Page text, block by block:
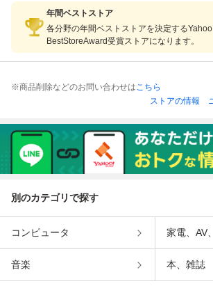
年間ベストストア
各分野の年間ベストストアを決定する
BestStoreAward受賞ストアになります。
※商品削除などのお問い合わせはこちら
ストアの情報
別のカテゴリで探す
コンピュータ 家電、AV
音楽 本、雑誌